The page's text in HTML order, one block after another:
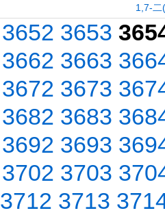
1,7-二
3652 3653
3662 3663
3672 3673
3682 3683
3692 3693
3702 3703
3712 3713